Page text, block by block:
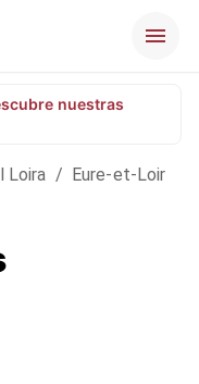
nuestras
Loira / Eure-et-Loir